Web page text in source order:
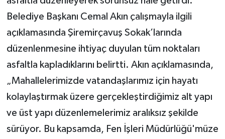
Belediye Başkanı Cemal Akın çalışmayla ilgili
açıklamasında Şiremirçavuş Sokak’larında
düzenlenmesine ihtiyaç duyulan tüm noktaları
asfaltla kapladıklarını belirtti. Akın açıklamasında,
„Mahallelerimizde vatandaşlarımız için hayatı
kolaylaştırmak üzere gerçekleştirdiğimiz alt yapı
ve üst yapı düzenlemelerimiz aralıksız şekilde
sürüyor. Bu kapsamda, Fen İşleri Müdürlüğü'müze